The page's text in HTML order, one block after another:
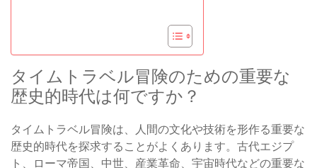
タイムトラベル冒険のための重要な
歴史的時代は何ですか？
タイムトラベル冒険は、人間の文化や技術を形作る重要な
歴史的時代を探求することがよくあります。古代エジプ
ト、ローマ帝国、中世、産業革命、宇宙時代などの重要な